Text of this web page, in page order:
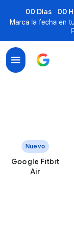
00 Días 00
Marca la fecha en
Nuevo
Google Fitbit
Air